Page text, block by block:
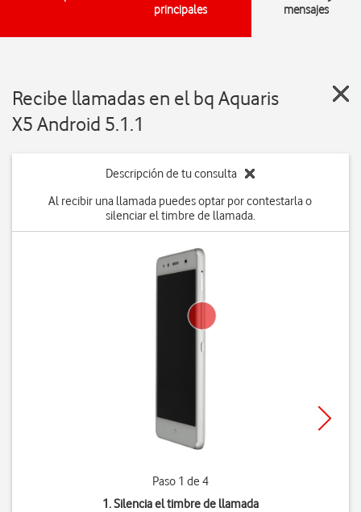
principales
mensajes
Recibe llamadas en el bq Aquaris
X5 Android 5.1.1
Descripción de tu consulta
Al recibir una llamada puedes optar por contestarla o
silenciar el timbre de llamada.
Paso 1 de 4
1. Silencia el timbre de llamada